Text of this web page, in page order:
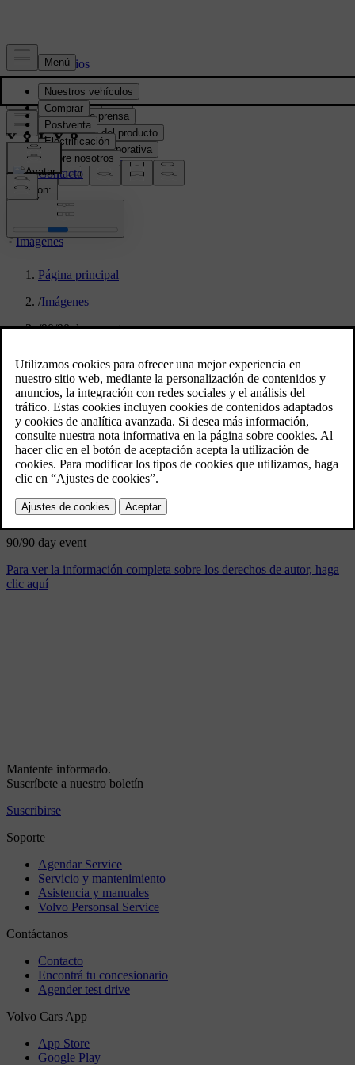
Prensa y Medios
Material de prensa
Información del producto
Información corporativa
Contacto de medios
location:
PY
Imágenes
Página principal
/Imágenes
/90/90 day event
90/90 day event
9/4/2024
Marcador
Compartir
Descargar
90/90 day event
Para ver la información completa sobre los derechos de autor, haga
clic aquí